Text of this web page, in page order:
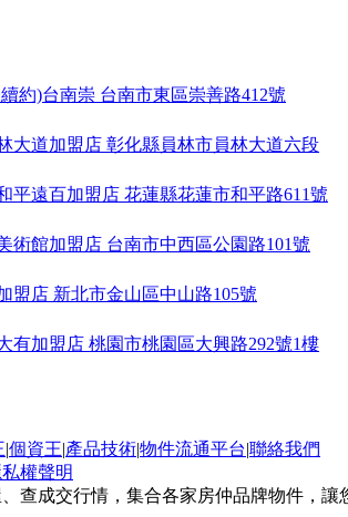
約)台南崇 台南市東區崇善路412號
大道加盟店 彰化縣員林市員林大道六段
平遠百加盟店 花蓮縣花蓮市和平路611號
術館加盟店 台南市中西區公園路101號
盟店 新北市金山區中山路105號
有加盟店 桃園市桃園區大興路292號1樓
份加盟店 苗栗縣頭份鎮建國路162號
大加盟店 新北市樹林區大雅路283號
空城商仲加盟店 桃園市蘆竹區大竹北路
|個資王|產品技術|物件流通平台|聯絡我們
權聲明
查成交行情，集合各家房仲品牌物件，